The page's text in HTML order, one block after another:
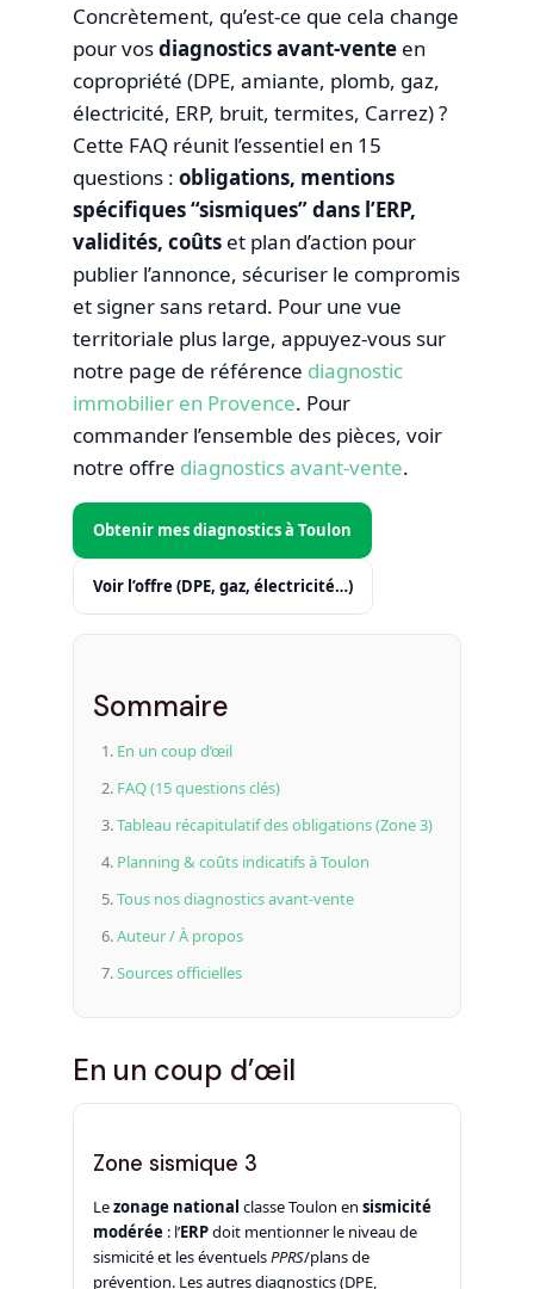
Concrètement, qu’est-ce que cela change
pour vosdiagnostics avant-venteen
copropriété (DPE, amiante, plomb, gaz,
électricité, ERP, bruit, termites, Carrez) ?
Cette FAQ réunit l’essentiel en 15
questions : obligations, mentions
spécifiques “sismiques” dans l’ERP,
validités, coûtset plan d’action pour
publier l’annonce, sécuriser le compromis
et signer sans retard. Pour une vue
territoriale plus large, appuyez-vous sur
notre page de référence diagnostic
immobilier en Provence. Pour
commander l’ensemble des pièces, voir
notre offre diagnostics avant-vente.
Obtenir mes diagnostics à Toulon
Voir l’offre (DPE, gaz, électricité…)
Sommaire
En un coup d’œil
FAQ (15 questions clés)
Tableau récapitulatif des obligations (Zone 3)
Planning & coûts indicatifs à Toulon
Tous nos diagnostics avant-vente
Auteur / À propos
Sources officielles
En un coup d’œil
Zone sismique 3
Lezonage national classe Toulon en sismicité
modérée : l’ERPdoit mentionner le niveau de
sismicité et les éventuelsPPRS/plans de
prévention. Les autres diagnostics (DPE,